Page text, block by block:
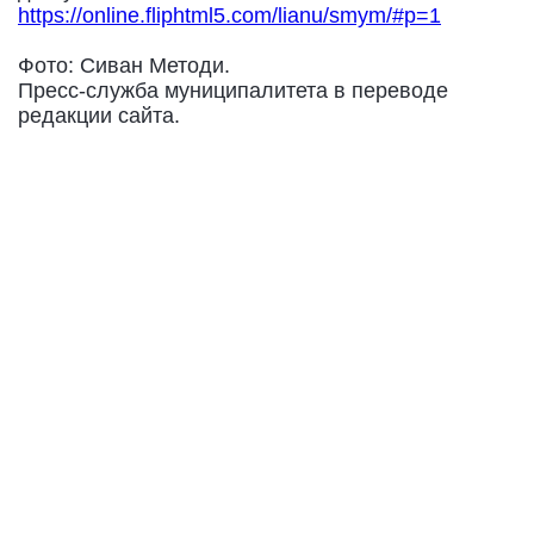
https://online.fliphtml5.com/lianu/smym/#p=1
Фото: Сиван Методи.
Пресс-служба муниципалитета в переводе
редакции сайта.